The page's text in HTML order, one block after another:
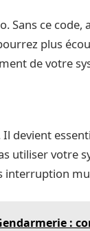
Sans ce code,
plus
de votre
devient
utiliser votre
interruption
: